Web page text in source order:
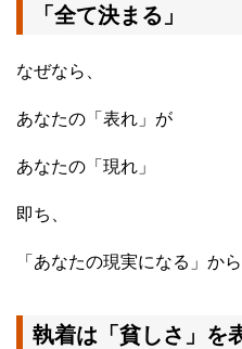
「全て決まる」
なぜなら、
あなたの「表れ」が
あなたの「現れ」
即ち、
「あなたの現実になる」から
執着は「貧しさ」を